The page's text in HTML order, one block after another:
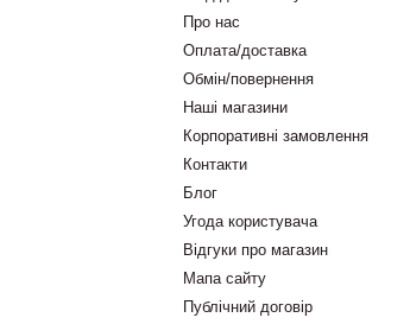
Про нас
Оплата/доставка
Обмін/повернення
Наші магазини
Корпоративні замовлення
Контакти
Блог
Угода користувача
Відгуки про магазин
Мапа сайту
Публічний договір